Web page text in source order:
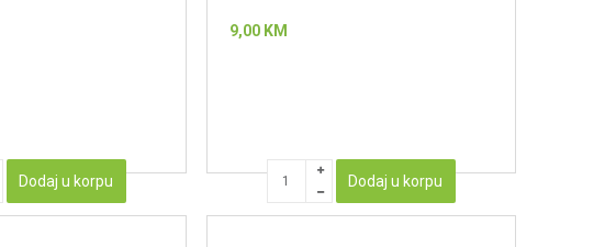
Dodaj u korpu
9,00 KM
Dodaj u korpu